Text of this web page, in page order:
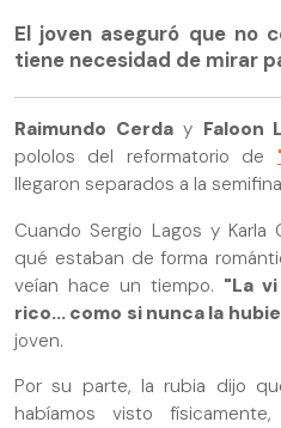
El joven aseguró que no
tiene necesidad de mirar
Raimundo Cerday Faloon
pololos del reformatorio de
llegaron separados a la
Cuando Sergio Lagos y
qué estaban de forma
veían hace un tiempo. "La
rico... como si nunca la
joven.
Por su parte, la rubia dijo
habíamos visto